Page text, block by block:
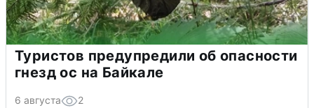
Туристов предупредили об опасности
гнезд ос на Байкале
6 августа 2